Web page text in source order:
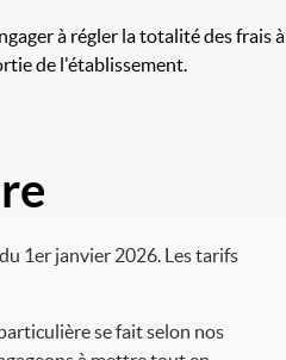
à régler la totalité des frais à
de l'établissement.
1er janvier 2026. Les tarifs
se fait selon nos